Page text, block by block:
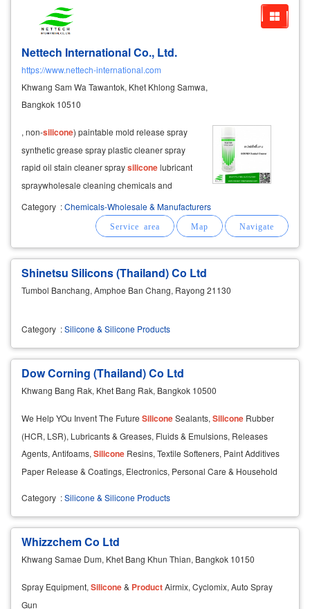
Nettech International Co., Ltd.
https://www.nettech-international.com
Khwang Sam Wa Tawantok, Khet Khlong Samwa,
Bangkok 10510
, non-silicone) paintable mold release spray
synthetic grease spray plastic cleaner spray
rapid oil stain cleaner spraysiliconelubricant
spray ​wholesale cleaning chemicals and
chemical solutions for rust prevention, scale
prevention, algae removal, wholesale price,
container size 20 liters and
Category :Chemicals-Wholesale & Manufacturers
Shinetsu Silicons (Thailand) Co Ltd
Tumbol Banchang, Amphoe Ban Chang, Rayong 21130
Category :Silicone & Silicone Products
Dow Corning (Thailand) Co Ltd
Khwang Bang Rak, Khet Bang Rak, Bangkok 10500
We Help YOu Invent The Future SiliconeSealants, Silicone Rubber
(HCR, LSR), Lubricants & Greases, Fluids & Emulsions, Releases
Agents, Antifoams, Silicone Resins, Textile Softeners, Paint Additives
Paper Release & Coatings, Electronics, Personal Care & Household
Category :Silicone & Silicone Products
Whizzchem Co Ltd
Khwang Samae Dum, Khet Bang Khun Thian, Bangkok 10150
Spray Equipment, Silicone& ProductAirmix, Cyclomix, Auto Spray
Gun